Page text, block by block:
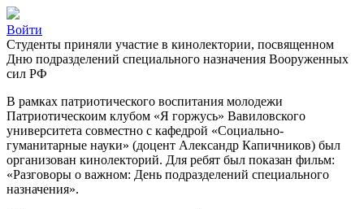
Войти
Студенты приняли участие в кинолектории, посвященном
Дню подразделений специального назначения Вооруженных
сил РФ
В рамках патриотического воспитания молодежи
Патриотическоим клубом «Я горжусь» Вавиловского
университета совместно с кафедрой «Социально-
гуманитарные науки» (доцент Александр Капичников) был
организован кинолекторий. Для ребят был показан фильм:
«Разговоры о важном: День подразделений специального
назначения».